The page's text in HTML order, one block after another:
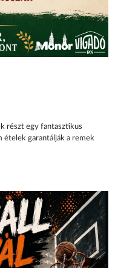
részt egy fantasztikus
ételek garantálják a remek